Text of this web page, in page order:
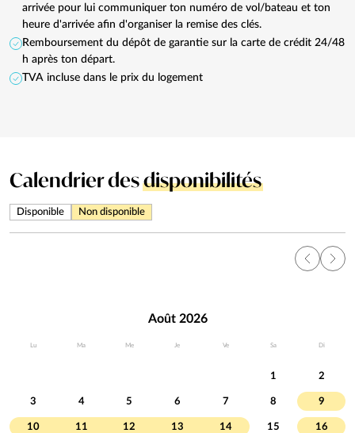
arrivée pour lui communiquer ton numéro de vol/bateau et ton
heure d'arrivée afin d'organiser la remise des clés.
Remboursement du dépôt de garantie sur la carte de crédit 24/48
h après ton départ.
TVA incluse dans le prix du logement
Calendrier desdisponibilités
Disponible Non disponible
Août 2026
Lu Ma Me Je Ve Sa Di
1 2
3 4 5 6 7 8 9
10 11 12 13 14 15 16